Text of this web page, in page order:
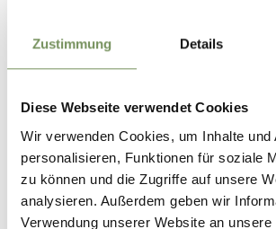
Zustimmung Details
Diese Webseite verwendet Cookies
Wir verwenden Cookies, um Inhalte und
personalisieren, Funktionen für soziale
zu können und die Zugriffe auf unsere
analysieren. Außerdem geben wir
Verwendung unserer Website an
Zubereitung
Den Germ in der Milch auflösen, dann mit
Schüssel abgedeckt für ca. 20 Stunden bei
Zimmertemperatur ruhen lassen.
Nach der Ruhezeit 9 Stücke vom Teig
Spannung bringen und zu Kugeln formen.
setzen und mit Milch bestreichen.
Stunde ruhen lassen.